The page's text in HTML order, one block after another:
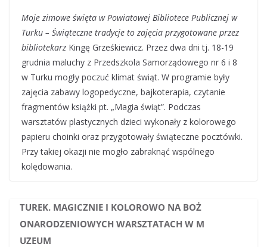
Moje zimowe święta w Powiatowej Bibliotece Publicznej w
Turku – Świąteczne tradycje to zajęcia przygotowane przez
bibliotekarz Kingę Grześkiewicz. Przez dwa dni tj. 18-19
grudnia maluchy z Przedszkola Samorządowego nr 6 i 8
w Turku mogły poczuć klimat świąt. W programie były
zajęcia zabawy logopedyczne, bajkoterapia, czytanie
fragmentów książki pt. „Magia świąt”. Podczas
warsztatów plastycznych dzieci wykonały z kolorowego
papieru choinki oraz przygotowały świąteczne pocztówki.
Przy takiej okazji nie mogło zabraknąć wspólnego
kolędowania.
TUREK. MAGICZNIE I KOLOROWO NA BOŻ
ONARODZENIOWYCH WARSZTATACH W M
UZEUM